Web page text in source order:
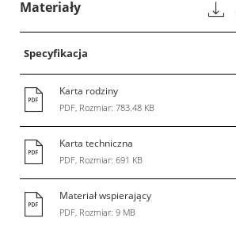
Materiały
Specyfikacja
Karta rodziny
PDF, Rozmiar: 783.48 KB
Karta techniczna
PDF, Rozmiar: 691 KB
Materiał wspierający
PDF, Rozmiar: 9 MB